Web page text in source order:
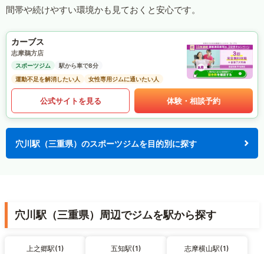
間帯や続けやすい環境かも見ておくと安心です。
カーブス
志摩鵜方店
スポーツジム
駅から車で8分
運動不足を解消したい人
女性専用ジムに通いたい人
公式サイトを見る 体験・相談予約
穴川駅（三重県）のスポーツジムを目的別に探す
穴川駅（三重県）周辺でジムを駅から探す
上之郷駅(1) 五知駅(1) 志摩横山駅(1)